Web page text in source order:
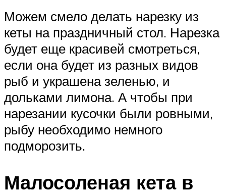
Можем смело делать нарезку из
кеты на праздничный стол. Нарезка
будет еще красивей смотреться,
если она будет из разных видов
рыб и украшена зеленью, и
дольками лимона. А чтобы при
нарезании кусочки были ровными,
рыбу необходимо немного
подморозить.
Малосоленая кета в